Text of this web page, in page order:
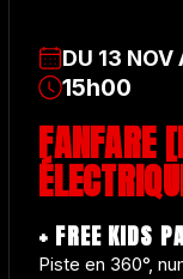
DU 13 NOV
15h00
FANFARE
+ FREE KIDS
Piste en 360°,